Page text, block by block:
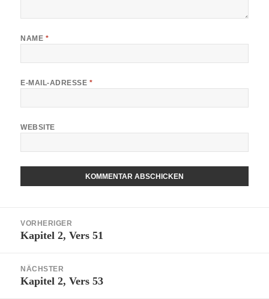
NAME *
E-MAIL-ADRESSE *
WEBSITE
VORHERIGER
Vorheriger
Kapitel 2, Vers 51
NÄCHSTER
Nächster
Kapitel 2, Vers 53